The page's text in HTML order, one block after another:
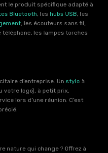
le produit spécifique adapté à
Bluetooth , les hubs USB , les
, les écouteurs sans fil,
les lampes torches
d’entreprise. Un stylo à
votre logo), à petit prix,
lors d’une réunion. C’est
nature qui change ? Offrez à